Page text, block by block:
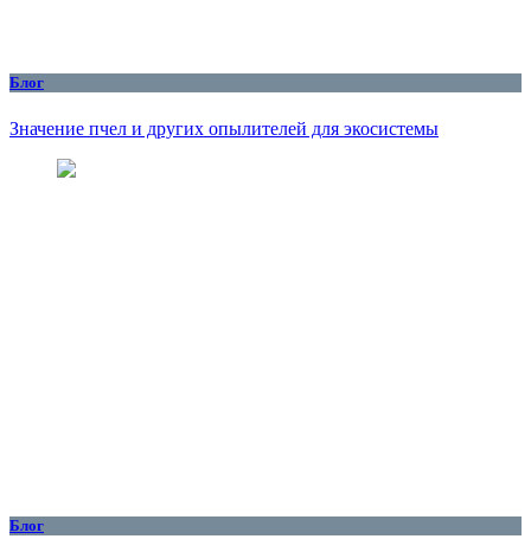
Блог
Значение пчел и других опылителей для экосистемы
Блог